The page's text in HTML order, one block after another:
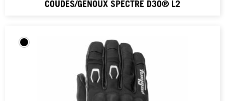
COUDES/GENOUX SPECTRE D3O® L2